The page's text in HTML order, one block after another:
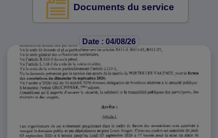
Documents du service
Date : 04/08/26